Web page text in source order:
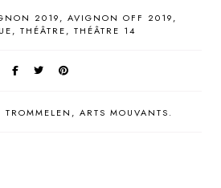
2019
AVIGNON OFF 2019
THÉÂTRE THÉÂTRE 14
TROMMELEN, ARTS MOUVANTS.